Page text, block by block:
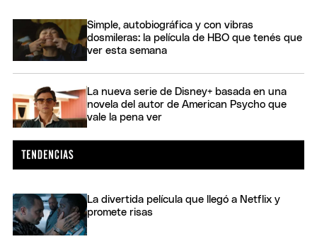
Simple, autobiográfica y con vibras
dosmileras: la película de HBO que tenés que
ver esta semana
La nueva serie de Disney+ basada en una
novela del autor de American Psycho que
vale la pena ver
La divertida película que llegó a Netflix y
promete risas